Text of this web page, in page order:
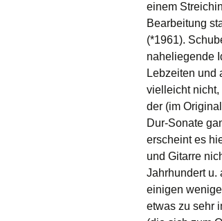
einem
Bearbeitung
(*1961).
naheliegende
Lebzeiten und
vielleicht nicht,
der (im
Dur-Sonate
erscheint es
und Gitarre
Jahrhundert u.
einigen
etwas zu sehr